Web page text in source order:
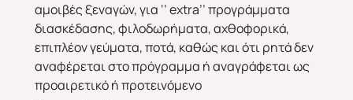
αμοιβές ξεναγών, για ‘’ extra’’ προγράμματα
διασκέδασης, φιλοδωρήματα, αχθοφορικά,
επιπλέον γεύματα, ποτά, καθώς και ότι ρητά δεν
αναφέρεται στο πρόγραμμα ή αναγράφεται ως
προαιρετικό ή προτεινόμενο